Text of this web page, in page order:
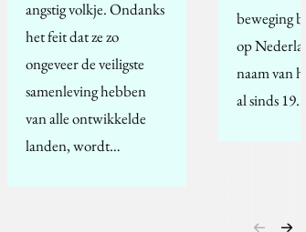
angstig volkje. Ondanks
het feit dat ze zo
ongeveer de veiligste
samenleving hebben
van alle ontwikkelde
landen, wordt…
beweging
op
naam van
al sinds 19…